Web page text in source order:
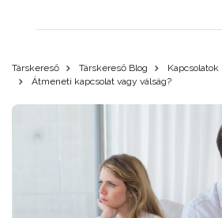
Társkereső Társkereső Blog
Kapcsolatok
Átmeneti kapcsolat vagy válság?